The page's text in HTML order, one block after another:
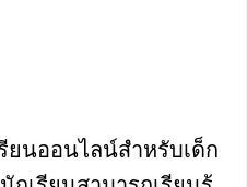
ยนออนไลน์สำหรับเด็ก